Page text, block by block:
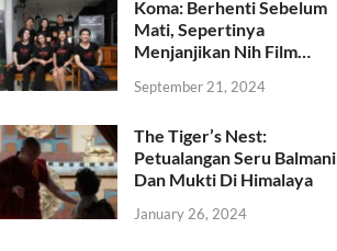
Koma: Berhenti Sebelum
Mati, Sepertinya
Menjanjikan Nih Film…
September 21, 2024
The Tiger’s Nest:
Petualangan Seru Balmani
Dan Mukti Di Himalaya
January 26, 2024